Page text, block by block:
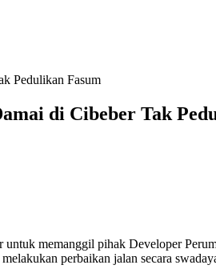
Pedulikan Fasum
di Cibeber Tak
memanggil pihak Developer
perbaikan jalan secara